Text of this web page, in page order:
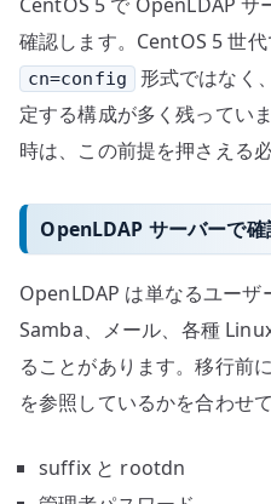
の
確認します。CentOS 5 世
cn=config 形式ではなく、
定する構成が多く残ってい
時は、この前提を押さえる
OpenLDAP サーバーで確
OpenLDAP は単なるユーザ
Samba、メール、各種
ることがあります。移行前
を参照しているかを合わせ
suffix と rootdn